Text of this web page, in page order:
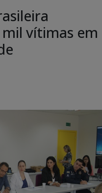
vítimas em